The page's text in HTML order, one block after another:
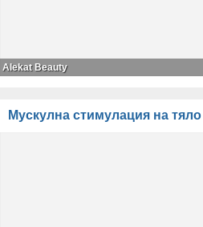
Alekat Beauty
Mускулна стимулация на